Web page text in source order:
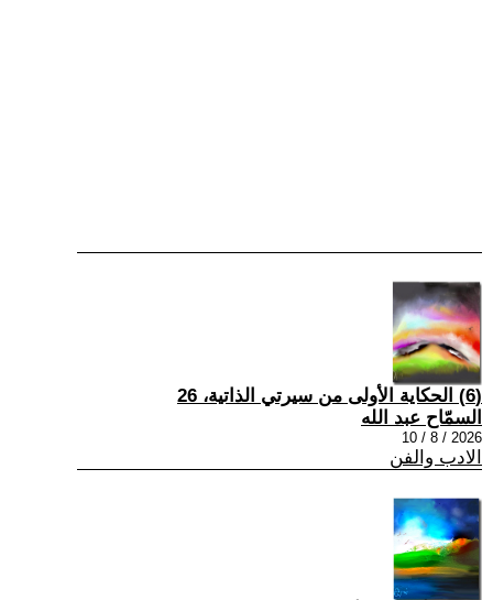
(6) الحكاية الأولى من سيرتي الذاتية، 26
السمّاح عبد الله
2026 / 8 / 10
الادب والفن